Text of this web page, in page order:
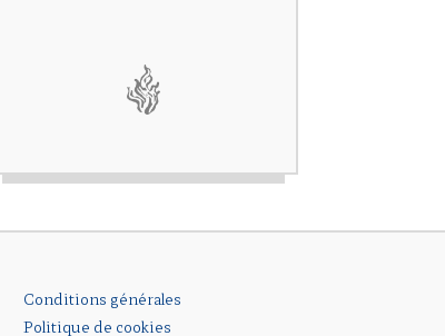
Conditions générales
Politique de cookies